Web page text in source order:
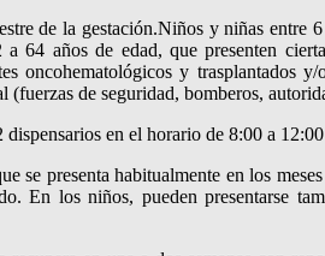
de la gestación.Niños y niñas entre
años de edad, que presenten
oncohematológicos y
de seguridad, bomberos,
en el horario de 8:00 a
se presenta habitualmente en los
En los niños, pueden presentarse